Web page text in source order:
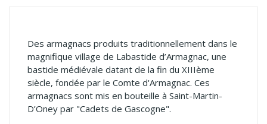
Des armagnacs produits traditionnellement dans le
magnifique village de Labastide d’Armagnac, une
bastide médiévale datant de la fin du XIIIème
siècle, fondée par le Comte d'Armagnac. Ces
armagnacs sont mis en bouteille à Saint-Martin-
D’Oney par "Cadets de Gascogne".